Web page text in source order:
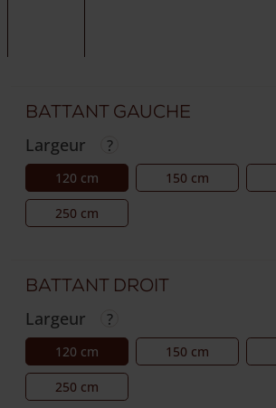
Battant gauche
Largeur
120 cm 150 cm
250 cm
Battant droit
Largeur
120 cm 150 cm
250 cm